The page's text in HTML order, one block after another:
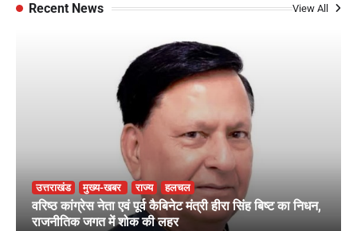
Recent News View All
उत्तराखंड मुख्य-खबर राज्य हलचल
वरिष्ठ कांग्रेस नेता एवं पूर्व कैबिनेट मंत्री हीरा सिंह बिष्ट का निधन,
राजनीतिक जगत में शोक की लहर